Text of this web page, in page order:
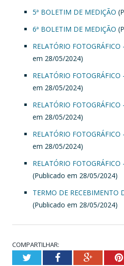
5ª BOLETIM DE MEDIÇÃO
6ª BOLETIM DE MEDIÇÃO
RELATÓRIO
em 28/05/2024)
RELATÓRIO
em 28/05/2024)
RELATÓRIO
em 28/05/2024)
RELATÓRIO
em 28/05/2024)
RELATÓRIO
(Publicado em 28/05/2024)
TERMO DE RECEBIMENTO
(Publicado em 28/05/2024)
COMPARTILHAR:
TwitterFacebookGoogle+